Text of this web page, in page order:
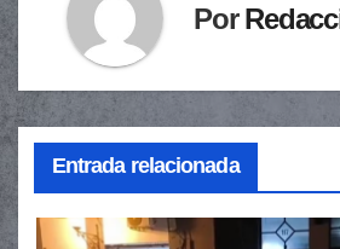
Por
Entrada relacionada